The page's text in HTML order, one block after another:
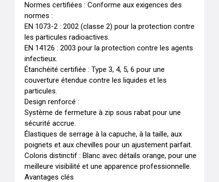
Normes certifiées : Conforme aux exigences des
normes :
EN 1073-2 : 2002 (classe 2) pour la protection contre
les particules radioactives.
EN 14126 : 2003 pour la protection contre les agents
infectieux.
Étanchéité certifiée : Type 3, 4, 5, 6 pour une
couverture étendue contre les liquides et les
particules.
Design renforcé :
Système de fermeture à zip sous rabat pour une
sécurité accrue.
Élastiques de serrage à la capuche, à la taille, aux
poignets et aux chevilles pour un ajustement parfait.
Coloris distinctif : Blanc avec détails orange, pour une
meilleure visibilité et une apparence professionnelle.
Avantages clés